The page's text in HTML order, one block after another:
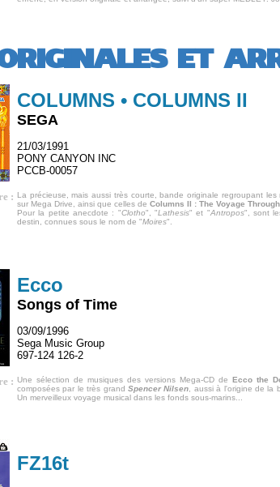
ET
COLUMNS • COLUMNS II
SEGA
21/03/1991
PONY CANYON INC
PCCB-00057
: La précieuse, mais aussi très courte, bande originale regroupant les
sur Mega Drive, ainsi que celles de Columns II : The Voyage
Pour la petite anecdote : "Clotho", "Lathesis" et "Antropos", sont
destin, connues sous le nom de "Moires".
Ecco
Songs of Time
03/09/1996
Sega Music Group
697-124 126-2
: Une sélection de musiques des versions Mega-CD de Ecco the
composées par le très grand Spencer Nilsen , aussi à l'origine de
Un merveilleux voyage musical dans les fonds sous-marins...
FZ16t